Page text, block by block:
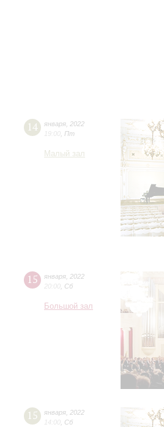
14 января 2022
19:00 Пт
Малый зал
15 января 2022
20:00 Сб
Большой зал
15 января 2022
14:00 Сб